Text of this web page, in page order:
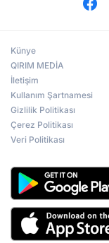
Künye
QIRIM MEDİA
İletişim
Kullanım Şartnamesi
Gizlilik Politikası
Çerez Politikası
Veri Politikası